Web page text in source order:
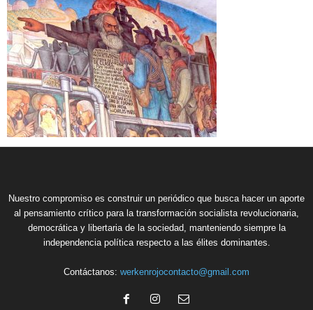
Nuestro compromiso es construir un periódico que busca hacer un aporte
al pensamiento crítico para la transformación socialista revolucionaria,
democrática y libertaria de la sociedad, manteniendo siempre la
independencia política respecto a las élites dominantes.
Contáctanos: werkenrojocontacto@gmail.com